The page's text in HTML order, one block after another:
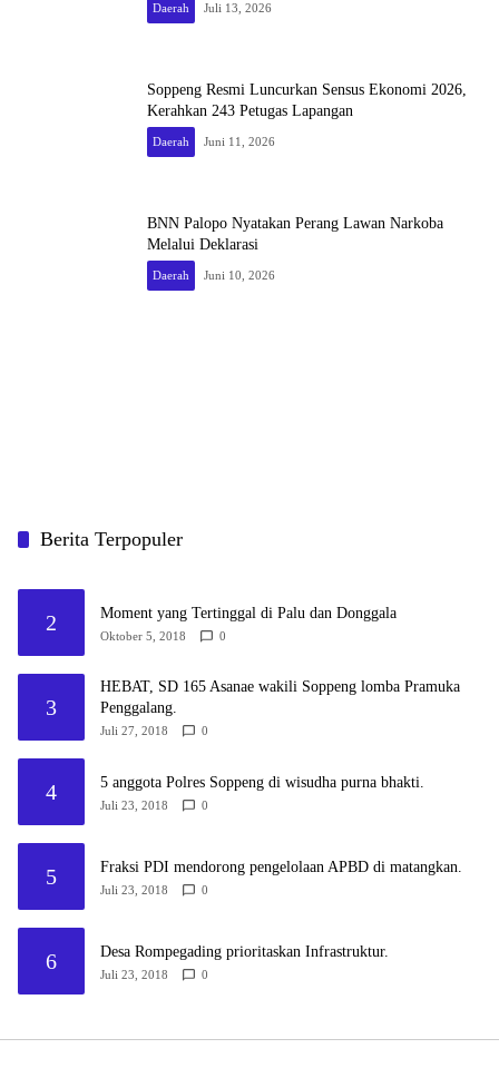
Daerah Juli 13, 2026
Soppeng Resmi Luncurkan Sensus Ekonomi 2026,
Kerahkan 243 Petugas Lapangan
Daerah Juni 11, 2026
BNN Palopo Nyatakan Perang Lawan Narkoba
Melalui Deklarasi
Daerah Juni 10, 2026
Berita Terpopuler
2 Moment yang Tertinggal di Palu dan Donggala
Oktober 5, 2018 0
3
HEBAT, SD 165 Asanae wakili Soppeng lomba Pramuka
Penggalang.
Juli 27, 2018 0
4 5 anggota Polres Soppeng di wisudha purna bhakti.
Juli 23, 2018 0
5 Fraksi PDI mendorong pengelolaan APBD di matangkan.
Juli 23, 2018 0
6 Desa Rompegading prioritaskan Infrastruktur.
Juli 23, 2018 0